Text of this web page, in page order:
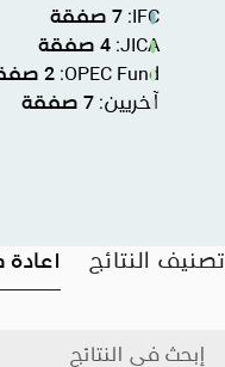
IFC
:
7 صفقة
JICA
:
4 صفقة
OPEC Fund
:
2
آخريين:
7 صفقة
تصنيف النتائج اعادة
إبحث في النتائج